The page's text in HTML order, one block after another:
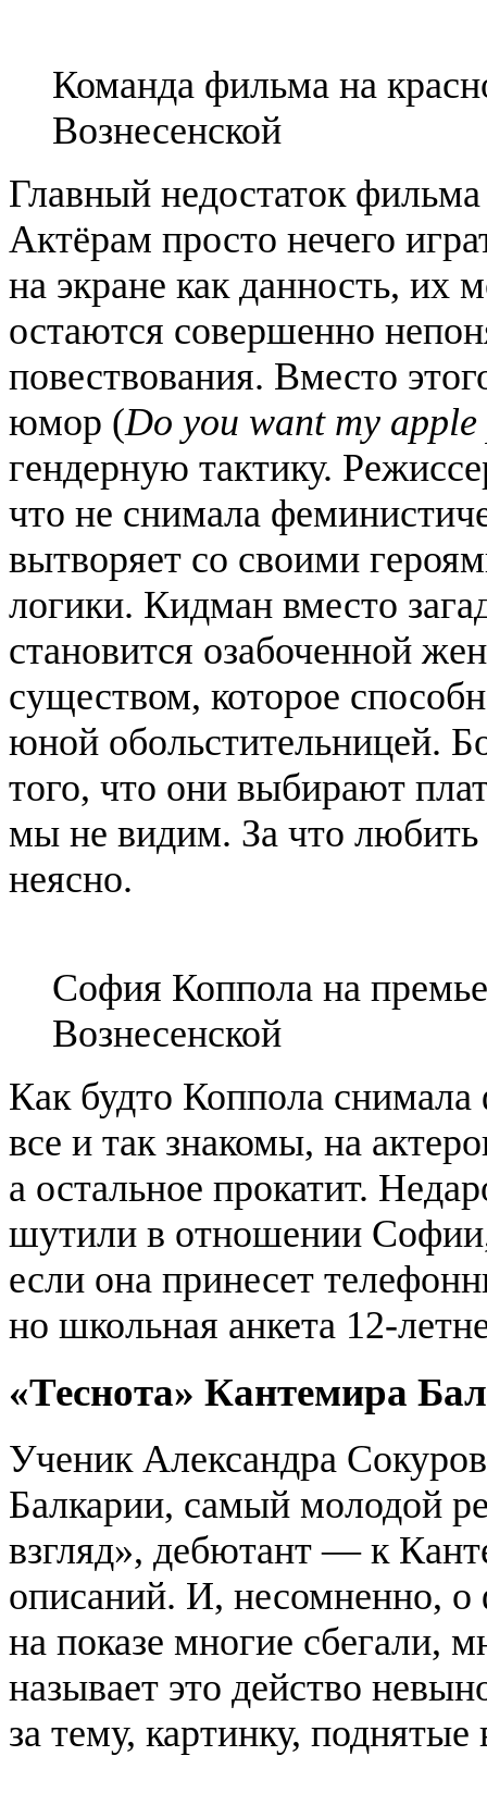
Команда фильма на
Вознесенской
Главный недостаток
Актёрам просто нечего
на экране как данность, их
остаются совершенно
повествования. Вместо
юмор (Do you want my apple
гендерную тактику.
что не снимала
вытворяет со своими
логики. Кидман вместо
становится озабоченной
существом, которое
юной обольстительницей.
того, что они выбирают
мы не видим. За что
неясно.
София Коппола на
Вознесенской
Как будто Коппола
все и так знакомы, на
а остальное прокатит.
шутили в отношении
если она принесет
но школьная анкета 12-
«Теснота» Кантемира
Ученик Александра
Балкарии, самый молодой
взгляд», дебютант — к
описаний. И, несомненно, о
на показе многие сбегали,
называет это действо
за тему, картинку,